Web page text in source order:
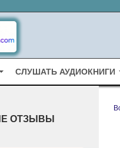
СЛУШАТЬ АУДИОКНИГИ
ОТЗЫВЫ